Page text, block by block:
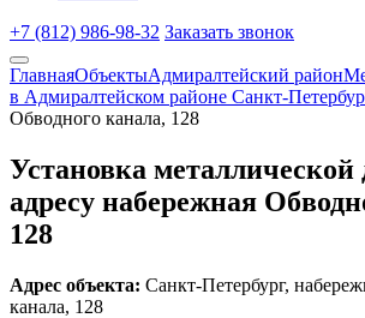
+7 (812) 986-98-32 Заказать звонок
ГлавнаяОбъектыАдмиралтейский район
в Адмиралтейском районе Санкт-
Обводного канала, 128
Установка металлической
адресу набережная
128
Адрес объекта: Санкт-Петербург,
канала, 128